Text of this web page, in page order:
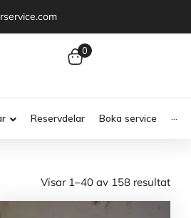
0
Reservdelar Boka service ···
Visar 1–40 av 158 resultat